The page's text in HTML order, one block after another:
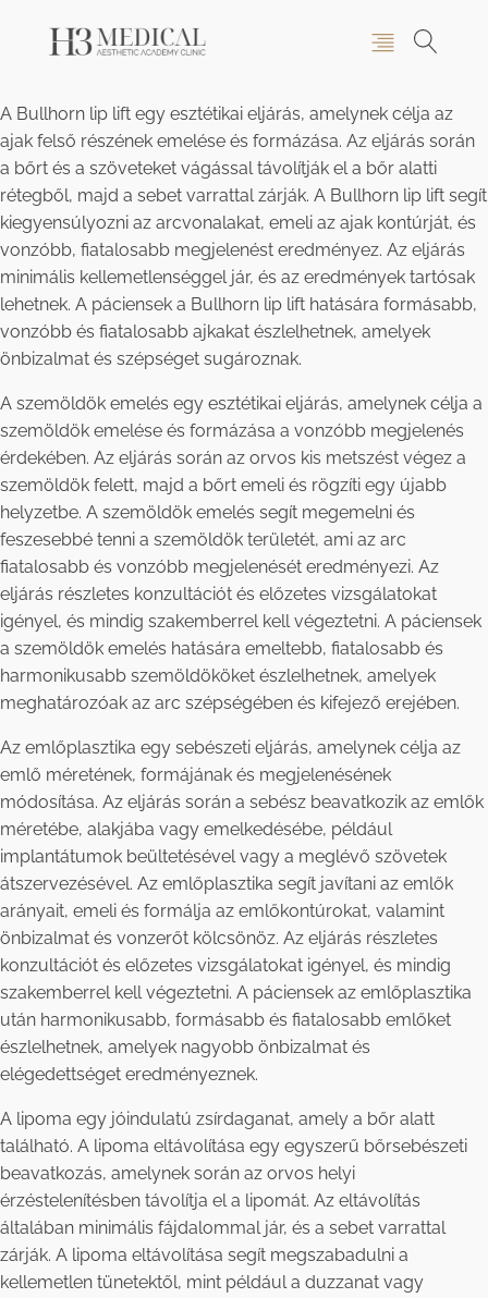
A Bullhorn lip lift egy esztétikai eljárás, amelynek célja az
ajak felső részének emelése és formázása. Az eljárás során
a bőrt és a szöveteket vágással távolítják el a bőr alatti
rétegből, majd a sebet varrattal zárják. A Bullhorn lip lift segít
kiegyensúlyozni az arcvonalakat, emeli az ajak kontúrját, és
vonzóbb, fiatalosabb megjelenést eredményez. Az eljárás
minimális kellemetlenséggel jár, és az eredmények tartósak
lehetnek. A páciensek a Bullhorn lip lift hatására formásabb,
vonzóbb és fiatalosabb ajkakat észlelhetnek, amelyek
önbizalmat és szépséget sugároznak.
A szemöldök emelés egy esztétikai eljárás, amelynek célja a
szemöldök emelése és formázása a vonzóbb megjelenés
érdekében. Az eljárás során az orvos kis metszést végez a
szemöldök felett, majd a bőrt emeli és rögzíti egy újabb
helyzetbe. A szemöldök emelés segít megemelni és
feszesebbé tenni a szemöldök területét, ami az arc
fiatalosabb és vonzóbb megjelenését eredményezi. Az
eljárás részletes konzultációt és előzetes vizsgálatokat
igényel, és mindig szakemberrel kell végeztetni. A páciensek
a szemöldök emelés hatására emeltebb, fiatalosabb és
harmonikusabb szemöldököket észlelhetnek, amelyek
meghatározóak az arc szépségében és kifejező erejében.
Az emlőplasztika egy sebészeti eljárás, amelynek célja az
emlő méretének, formájának és megjelenésének
módosítása. Az eljárás során a sebész beavatkozik az emlők
méretébe, alakjába vagy emelkedésébe, például
implantátumok beültetésével vagy a meglévő szövetek
átszervezésével. Az emlőplasztika segít javítani az emlők
arányait, emeli és formálja az emlőkontúrokat, valamint
önbizalmat és vonzerőt kölcsönöz. Az eljárás részletes
konzultációt és előzetes vizsgálatokat igényel, és mindig
szakemberrel kell végeztetni. A páciensek az emlőplasztika
után harmonikusabb, formásabb és fiatalosabb emlőket
észlelhetnek, amelyek nagyobb önbizalmat és
elégedettséget eredményeznek.
A lipoma egy jóindulatú zsírdaganat, amely a bőr alatt
található. A lipoma eltávolítása egy egyszerű bőrsebészeti
beavatkozás, amelynek során az orvos helyi
érzéstelenítésben távolítja el a lipomát. Az eltávolítás
általában minimális fájdalommal jár, és a sebet varrattal
zárják. A lipoma eltávolítása segít megszabadulni a
kellemetlen tünetektől, mint például a duzzanat vagy